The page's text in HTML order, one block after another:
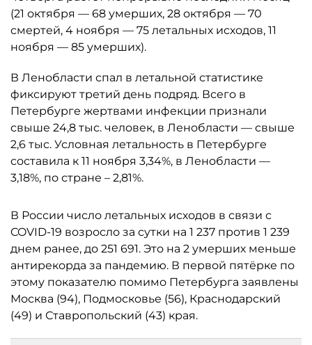
(21 октября — 68 умерших, 28 октября — 70
смертей, 4 ноября — 75 летальных исходов, 11
ноября — 85 умерших).
В Ленобласти спал в летальной статистике
фиксируют третий день подряд. Всего в
Петербурге жертвами инфекции признали
свыше 24,8 тыс. человек, в Ленобласти — свыше
2,6 тыс. Условная летальность в Петербурге
составила к 11 ноября 3,34%, в Ленобласти —
3,18%, по стране – 2,81%.
В России число летальных исходов в связи с
COVID-19 возросло за сутки на 1 237 против 1 239
днем ранее, до 251 691. Это на 2 умерших меньше
антирекорда за пандемию. В первой пятёрке по
этому показателю помимо Петербурга заявлены
Москва (94), Подмосковье (56), Краснодарский
(49) и Ставропольский (43) края.